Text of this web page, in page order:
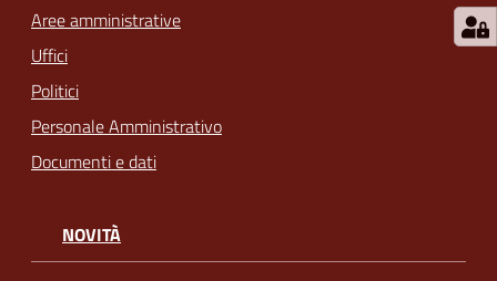
Aree amministrative
Uffici
Politici
Personale Amministrativo
Documenti e dati
NOVITÀ